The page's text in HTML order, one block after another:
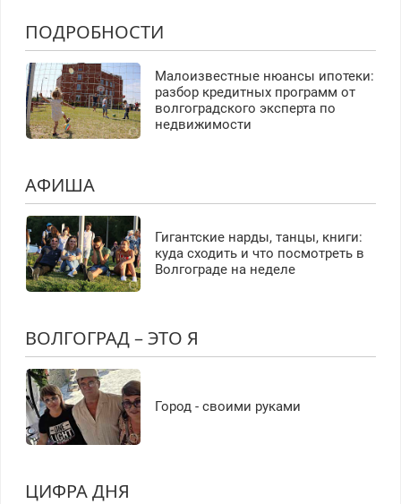
ПОДРОБНОСТИ
Малоизвестные нюансы ипотеки:
разбор кредитных программ от
волгоградского эксперта по
недвижимости
АФИША
Гигантские нарды, танцы, книги:
куда сходить и что посмотреть в
Волгограде на неделе
ВОЛГОГРАД – ЭТО Я
Город - своими руками
ЦИФРА ДНЯ